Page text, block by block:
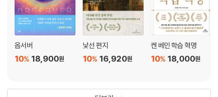
옵서버
18,900원
10%
낯선 편지
16,920원
10%
켄 베인 학습 혁명
18,000원
10%